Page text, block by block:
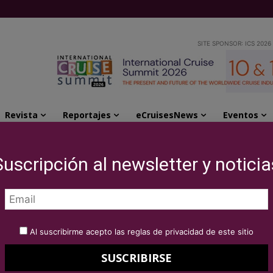
SITE SPONSOR: ICS 2026
Revista Reportajes eCruisesNews Eventos
seis nuevos
semana desde
al newsletter y
Al suscribirme acepto las reglas de privacidad de este sitio